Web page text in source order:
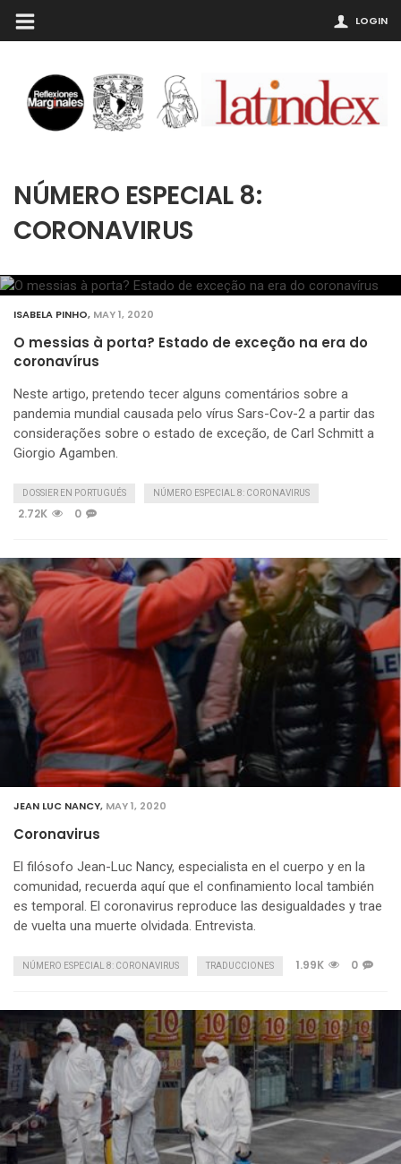
LOGIN
NÚMERO ESPECIAL 8:
CORONAVIRUS
ISABELA PINHO, MAY 1, 2020
O messias à porta? Estado de exceção na era do
coronavírus
Neste artigo, pretendo tecer alguns comentários sobre a
pandemia mundial causada pelo vírus Sars-Cov-2 a partir das
considerações sobre o estado de exceção, de Carl Schmitt a
Giorgio Agamben.
DOSSIER EN PORTUGUÉS NÚMERO ESPECIAL 8: CORONAVIRUS
2.72K 0
JEAN LUC NANCY, MAY 1, 2020
Coronavirus
El filósofo Jean-Luc Nancy, especialista en el cuerpo y en la
comunidad, recuerda aquí que el confinamiento local también
es temporal. El coronavirus reproduce las desigualdades y trae
de vuelta una muerte olvidada. Entrevista.
NÚMERO ESPECIAL 8: CORONAVIRUS TRADUCCIONES 1.99K 0